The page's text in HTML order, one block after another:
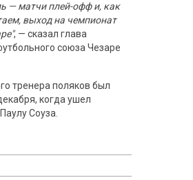
— матчи плей-офф и, как
выход на чемпионат
, — сказал глава
союза Чезаре
тренера поляков был
когда ушел
Соуза.